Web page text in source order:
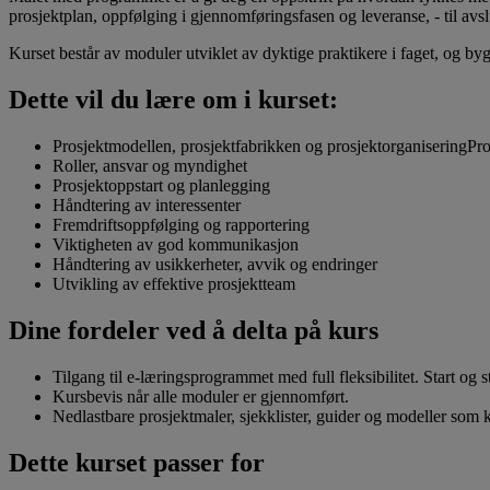
prosjektplan, oppfølging i gjennomføringsfasen og leveranse, - til
Kurset består av moduler utviklet av dyktige praktikere i faget, og
Dette vil du lære om i kurset:
Prosjektmodellen, prosjektfabrikken og
Roller, ansvar og myndighet
Prosjektoppstart og planlegging
Håndtering av interessenter
Fremdriftsoppfølging og rapportering
Viktigheten av god kommunikasjon
Håndtering av usikkerheter, avvik og endringer
Utvikling av effektive prosjektteam
Dine fordeler ved å delta på kurs
Tilgang til e-læringsprogrammet med full fleksibilitet. Start og
Kursbevis når alle moduler er gjennomført.
Nedlastbare prosjektmaler, sjekklister, guider og modeller som
Dette kurset passer for